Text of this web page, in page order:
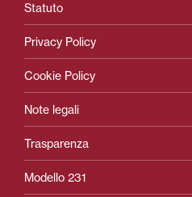
Statuto
Privacy Policy
Cookie Policy
Note legali
Trasparenza
Modello 231